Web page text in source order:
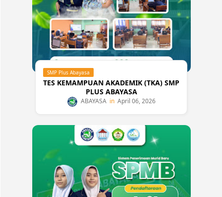
SMP Plus Abayasa
TES KEMAMPUAN AKADEMIK (TKA) SMP
PLUS ABAYASA
ABAYASA April 06, 2026